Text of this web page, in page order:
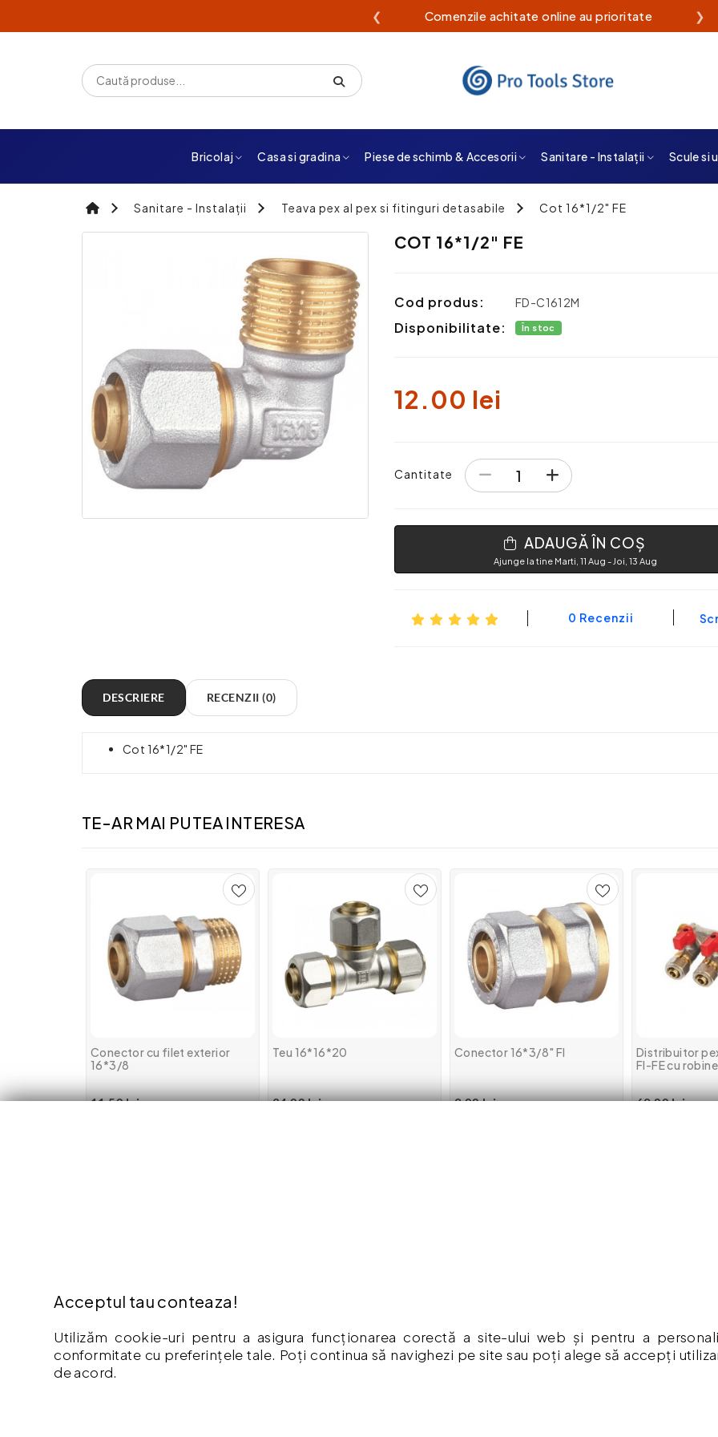
❮ Comenzile achitate online au prioritate ❯
Bricolaj Casa si gradina Piese de schimb & Accesorii Sanitare - Instalații Scule si
Sanitare - Instalații Teava pex al pex si fitinguri detasabile Cot 16*1/2" FE
COT 16*1/2" FE
Cod produs: FD-C1612M
Disponibilitate: În stoc
12.00 lei
Cantitate
ADAUGĂ ÎN COȘ
Ajunge la tine Marti, 11 Aug - Joi, 13 Aug
0 Recenzii
DESCRIERE RECENZII (0)
Cot 16*1/2" FE
TE-AR MAI PUTEA INTERESA
Conector cu filet exterior
16*3/8
11.50 lei
Teu 16*16*20
34.00 lei
Conector 16*3/8" FI
9.00 lei
Distribuitor
FI-FE cu
69.00 lei
Acceptul tau conteaza!
Utilizăm cookie-uri pentru a asigura funcționarea corectă a site-ului web și pentru a
conformitate cu preferințele tale. Poți continua să navighezi pe site sau poți alege să accepți
de acord.
Afiliere
Producători
Istoric comenzi
Hartă site
Garantia Produselor
Livrare
Newsletter
Formular de retur